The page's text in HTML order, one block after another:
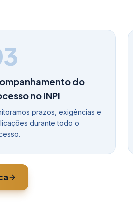
do
no INPI
prazos, exigências e
durante todo o